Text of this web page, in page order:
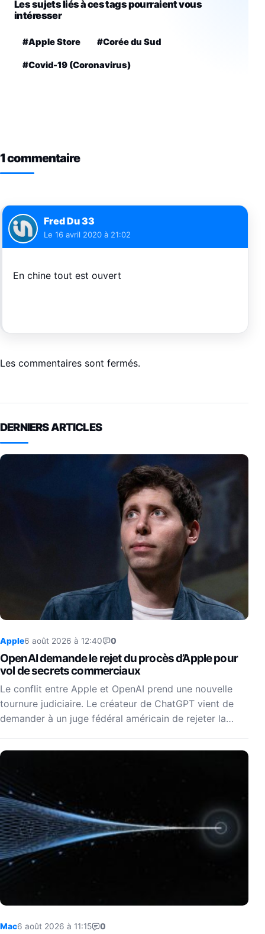
Les sujets liés à ces tags pourraient vous
intéresser
#Apple Store #Corée du Sud
#Covid-19 (Coronavirus)
1 commentaire
Fred Du 33
Le 16 avril 2020 à 21:02
En chine tout est ouvert
Les commentaires sont fermés.
DERNIERS ARTICLES
Apple6 août 2026 à 12:40 0
OpenAI demande le rejet du procès d’Apple pour
vol de secrets commerciaux
Le conflit entre Apple et OpenAI prend une nouvelle
tournure judiciaire. Le créateur de ChatGPT vient de
demander à un juge fédéral américain de rejeter la…
Mac6 août 2026 à 11:15 0